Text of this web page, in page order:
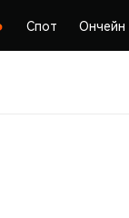
Спот Ончейн